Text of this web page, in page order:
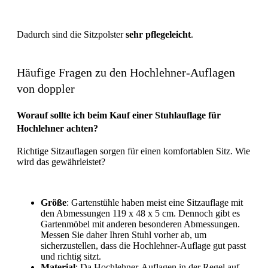
Dadurch sind die Sitzpolstersehr pflegeleicht.
Häufige Fragen zu den Hochlehner-Auflagen
von doppler
Worauf sollte ich beim Kauf einer Stuhlauflage für
Hochlehner achten?
Richtige Sitzauflagen sorgen für einen komfortablen Sitz. Wie
wird das gewährleistet?
Größe: Gartenstühle haben meist eine Sitzauflage mit
den Abmessungen 119 x 48 x 5 cm. Dennoch gibt es
Gartenmöbel mit anderen besonderen Abmessungen.
Messen Sie daher Ihren Stuhl vorher ab, um
sicherzustellen, dass die Hochlehner-Auflage gut passt
und richtig sitzt.